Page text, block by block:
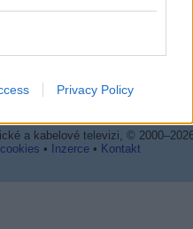
Privacy Policy
Kdy a kde bude Prima sport k
a kabelové televizi, ©
• Inzerce • Kontakt